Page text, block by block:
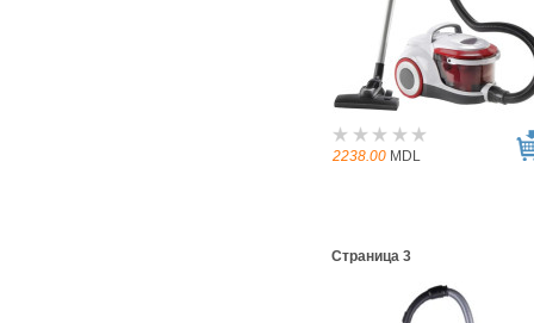
2238.00 MDL
Страница 3